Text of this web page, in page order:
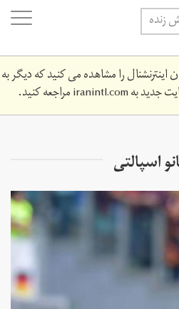
زنده
را مشاهده می کنید که دیگر به
جدید بهiranintl.comمراجعه کنید.
اسپالتی